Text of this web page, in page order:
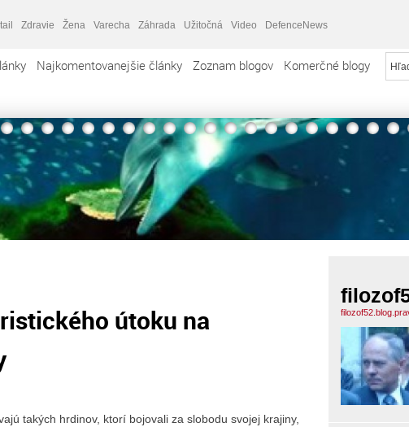
Zdravie Žena Varecha Záhrada Užitočná Video DefenceNews
Najkomentovanejšie články Zoznam blogov Komerčné blogy
útoku na
takých hrdinov, ktorí bojovali za slobodu svojej krajiny,